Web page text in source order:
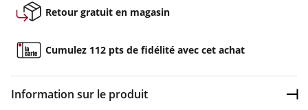
Retour gratuit en magasin
Cumulez 112 pts de fidélité avec cet achat
Information sur le produit